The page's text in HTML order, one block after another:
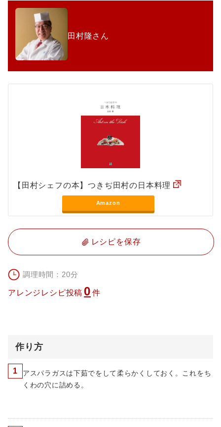
田村隆さん
【田村シェフの本】つきぢ田村の日本料理
Amazon
レシピを保存
調理時間：20分
アレンジレシピ投稿 0 件
作り方
1
アスパラガスは下茹でをして柔らかくしておく。これをち
くわの穴に詰める。